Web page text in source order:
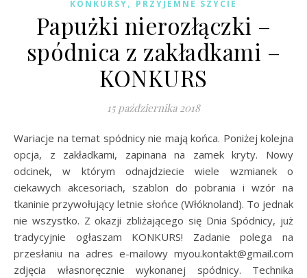
KONKURSY PRZYJEMNE SZYCIE
Papużki nierozłączki –
spódnica z zakładkami –
KONKURS
15 października 2018
Wariacje na temat spódnicy nie mają końca. Poniżej kolejna
opcja, z zakładkami, zapinana na zamek kryty. Nowy
odcinek, w którym odnajdziecie wiele wzmianek o
ciekawych akcesoriach, szablon do pobrania i wzór na
tkaninie przywołujący letnie słońce (Włóknoland). To jednak
nie wszystko. Z okazji zbliżającego się Dnia Spódnicy, już
tradycyjnie ogłaszam KONKURS! Zadanie polega na
przesłaniu na adres e-mailowy myou.kontakt@gmail.com
zdjęcia własnoręcznie wykonanej spódnicy. Technika